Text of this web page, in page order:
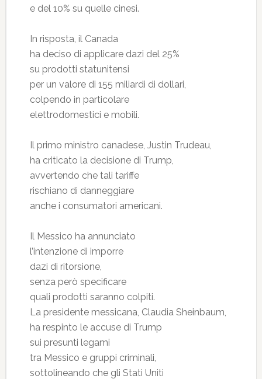
e del 10% su quelle cinesi.
In risposta, il Canada
ha deciso di applicare dazi del 25%
su prodotti statunitensi
per un valore di 155 miliardi di dollari,
colpendo in particolare
elettrodomestici e mobili.
Il primo ministro canadese, Justin Trudeau,
ha criticato la decisione di Trump,
avvertendo che tali tariffe
rischiano di danneggiare
anche i consumatori americani.
Il Messico ha annunciato
l’intenzione di imporre
dazi di ritorsione,
senza però specificare
quali prodotti saranno colpiti.
La presidente messicana, Claudia Sheinbaum,
ha respinto le accuse di Trump
sui presunti legami
tra Messico e gruppi criminali,
sottolineando che gli Stati Uniti